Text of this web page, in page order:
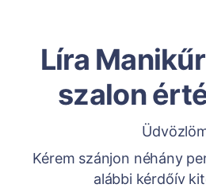
Líra
szalon
Kérem szánjon néhány
alábbi kérdőív